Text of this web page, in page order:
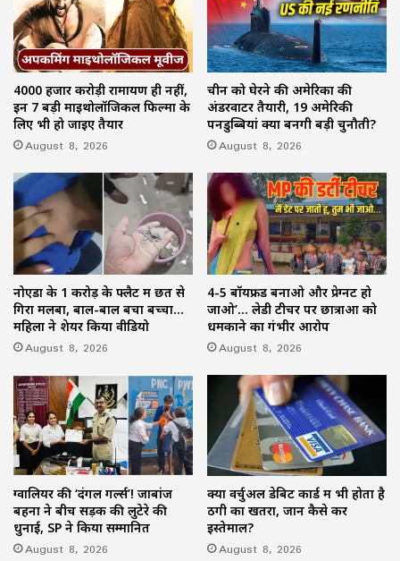
4000 हजार करोड़ी रामायण ही नहीं,
इन 7 बड़ी माइथोलॉजिकल फिल्मों के
लिए भी हो जाइए तैयार
August 8, 2026
चीन को घेरने की अमेरिका की
अंडरवाटर तैयारी, 19 अमेरिकी
पनडुब्बियां क्यों बनेंगी बड़ी चुनौती?
August 8, 2026
नोएडा के 1 करोड़ के फ्लैट में छत से
गिरा मलबा, बाल-बाल बचा बच्चा…
महिला ने शेयर किया वीडियो
August 8, 2026
4-5 बॉयफ्रेंड बनाओ और प्रेग्नेंट हो
जाओ’… लेडी टीचर पर छात्राओं को
धमकाने का गंभीर आरोप
August 8, 2026
ग्वालियर की ‘दंगल गर्ल्स’! जाबांज
बहनों ने बीच सड़क की लुटेरे की
धुनाई, SP ने किया सम्मानित
August 8, 2026
क्या वर्चुअल डेबिट कार्ड में भी होता है
ठगी का खतरा, जानें कैसे करें
इस्तेमाल?
August 8, 2026